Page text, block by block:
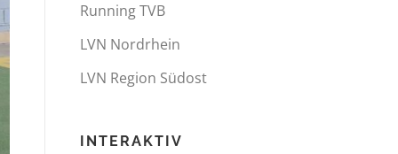
Running TVB
LVN Nordrhein
LVN Region Südost
INTERAKTIV